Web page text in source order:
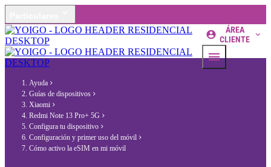
ÁREA
CLIENTE
Ayuda
Guías de dispositivos
Xiaomi
Redmi Note 13 Pro+ 5G
Configura tu dispositivo
Configuración y primer uso del móvil
Cómo activo la eSIM en mi móvil